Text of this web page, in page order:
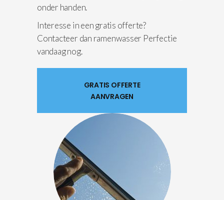
onder handen.
Interesse in een gratis offerte?
Contacteer dan ramenwasser Perfectie
vandaag nog.
GRATIS OFFERTE
AANVRAGEN